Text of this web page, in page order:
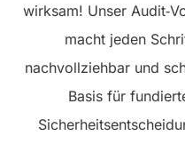
wirksam! Unser
macht jeden
nachvollziehbar und
Basis für